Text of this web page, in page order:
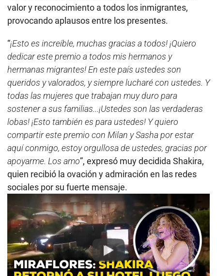
valor y reconocimiento a todos los inmigrantes,
provocando aplausos entre los presentes.
“¡Esto es increíble, muchas gracias a todos! ¡Quiero
dedicar este premio a todos mis hermanos y
hermanas migrantes! En este país ustedes son
queridos y valorados, y siempre lucharé con ustedes. Y
todas las mujeres que trabajan muy duro para
sostener a sus familias...¡Ustedes son las verdaderas
lobas! ¡Esto también es para ustedes! Y quiero
compartir este premio con Milan y Sasha por estar
aquí conmigo, estoy orgullosa de ustedes, gracias por
apoyarme. Los amo”, expresó muy decidida Shakira,
quien recibió la ovación y admiración en las redes
sociales por su fuerte mensaje.
Play